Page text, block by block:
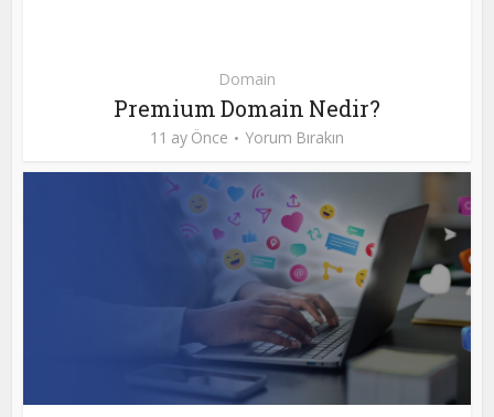
Domain
Premium Domain Nedir?
11 ay Önce Yorum Bırakın